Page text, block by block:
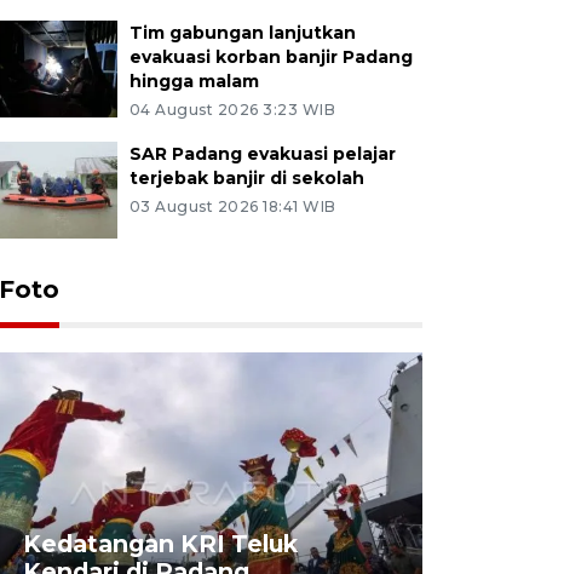
Tim gabungan lanjutkan
evakuasi korban banjir Padang
hingga malam
04 August 2026 3:23 WIB
SAR Padang evakuasi pelajar
terjebak banjir di sekolah
03 August 2026 18:41 WIB
Foto
Kedatangan KRI Teluk